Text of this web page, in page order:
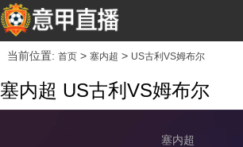
当前位置: 首页> 塞内超 > US古利VS姆布尔
塞内超 US古利VS姆布尔
塞内超